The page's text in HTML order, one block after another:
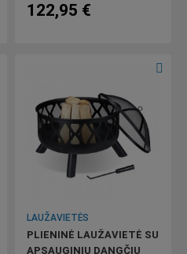
122,95 €
LAUŽAVIETĖS
PLIENINĖ LAUŽAVIETĖ SU
APSAUGINIU DANGČIU